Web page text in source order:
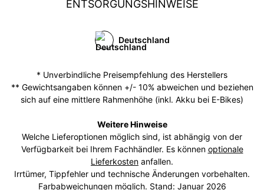
ENTSORGUNGSHINWEISE
Deutschland
* Unverbindliche Preisempfehlung des Herstellers
** Gewichtsangaben können +/- 10% abweichen und beziehen
sich auf eine mittlere Rahmenhöhe (inkl. Akku bei E-Bikes)
Weitere Hinweise
Welche Lieferoptionen möglich sind, ist abhängig von der
Verfügbarkeit bei Ihrem Fachhändler. Es können optionale
Lieferkosten anfallen.
Irrtümer, Tippfehler und technische Änderungen vorbehalten.
Farbabweichungen möglich. Stand: Januar 2026